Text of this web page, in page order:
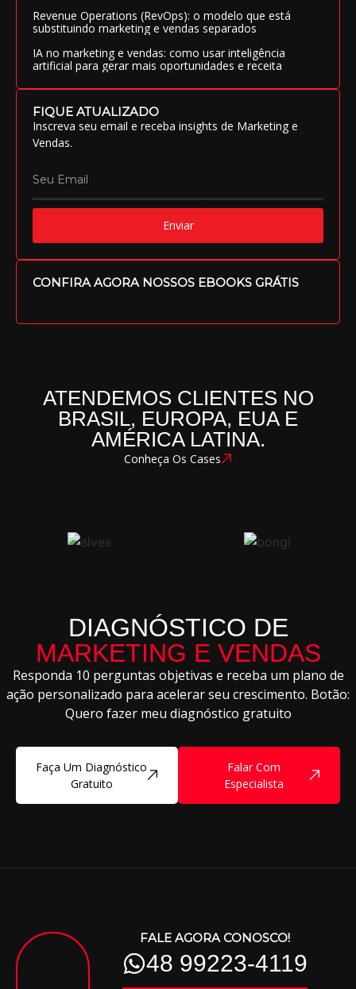
Revenue Operations (RevOps): o modelo que está
substituindo marketing e vendas separados
IA no marketing e vendas: como usar inteligência
artificial para gerar mais oportunidades e receita
FIQUE ATUALIZADO
Inscreva seu email e receba insights de Marketing e
Vendas.
Enviar
CONFIRA AGORA NOSSOS EBOOKS GRÁTIS
ATENDEMOS CLIENTES NO
BRASIL, EUROPA, EUA E
AMÉRICA LATINA.
Conheça Os Cases
DIAGNÓSTICO DE
MARKETING E VENDAS
Responda 10 perguntas objetivas e receba um plano de
ação personalizado para acelerar seu crescimento. Botão:
Quero fazer meu diagnóstico gratuito
Faça Um Diagnóstico
Gratuito
Falar Com
Especialista
FALE AGORA CONOSCO!
48 99223-4119